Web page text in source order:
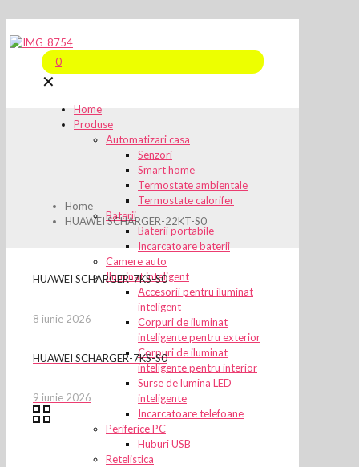
0
✕
Home
Produse
Automatizari casa
Senzori
Smart home
Termostate ambientale
Termostate calorifer
Baterii
Baterii portabile
Incarcatoare baterii
Camere auto
Iluminat inteligent
Accesorii pentru iluminat
inteligent
Corpuri de iluminat
inteligente pentru exterior
Corpuri de iluminat
inteligente pentru interior
Surse de lumina LED
inteligente
Incarcatoare telefoane
Periferice PC
Huburi USB
Retelistica
Home
HUAWEI SCHARGER-22KT-S0
HUAWEI SCHARGER-7KS-S0
8 iunie 2026
HUAWEI SCHARGER-7KS-S0
9 iunie 2026